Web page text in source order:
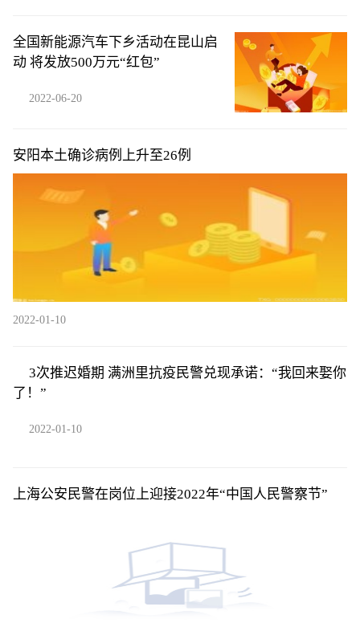
全国新能源汽车下乡活动在昆山启
动 将发放500万元“红包”
2022-06-20
安阳本土确诊病例上升至26例
2022-01-10
3次推迟婚期 满洲里抗疫民警兑现承诺：“我回来娶你
了！”
2022-01-10
上海公安民警在岗位上迎接2022年“中国人民警察节”